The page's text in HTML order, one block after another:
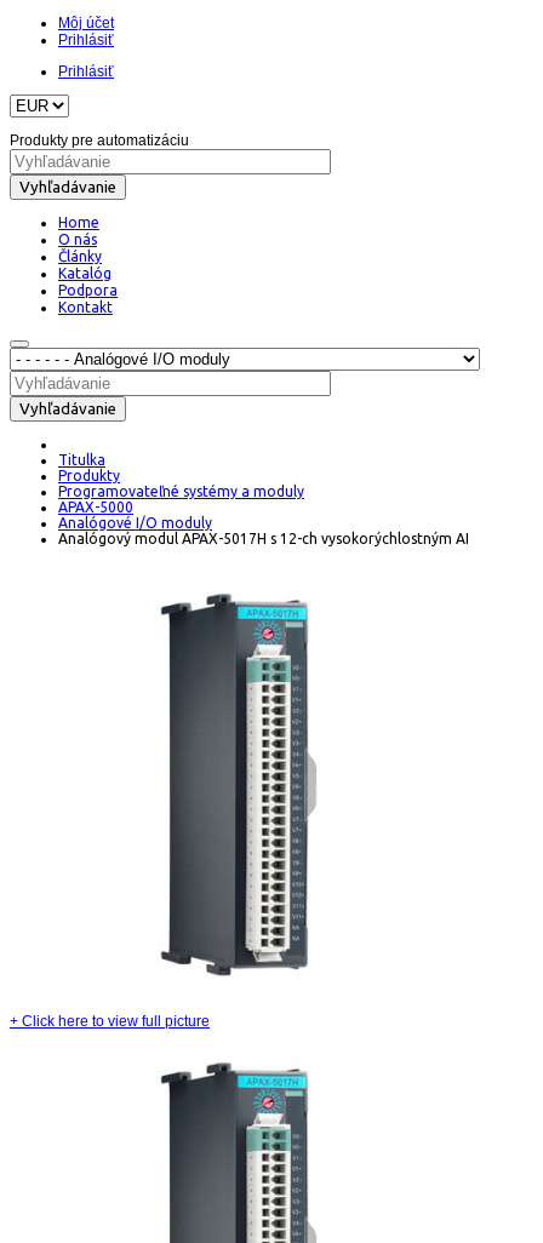
Môj účet
Prihlásiť
Prihlásiť
Produkty pre automatizáciu
Vyhľadávanie
Home
O nás
Články
Katalóg
Podpora
Kontakt
Vyhľadávanie
Titulka
Produkty
Programovateľné systémy a moduly
APAX-5000
Analógové I/O moduly
Analógový modul APAX-5017H s 12-ch vysokorýchlostným AI
+ Click here to view full picture